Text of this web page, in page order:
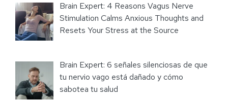
Brain Expert: 4 Reasons Vagus Nerve
Stimulation Calms Anxious Thoughts and
Resets Your Stress at the Source
Brain Expert: 6 señales silenciosas de que
tu nervio vago está dañado y cómo
sabotea tu salud